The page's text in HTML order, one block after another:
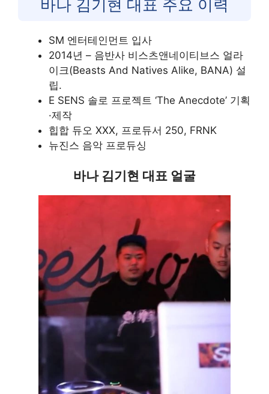
바나 김기현 대표 주요 이력
SM 엔터테인먼트 입사
2014년 – 음반사 비스츠앤네이티브스 얼라
이크(Beasts And Natives Alike, BANA) 설
립.
E SENS 솔로 프로젝트 ‘The Anecdote’ 기획
·제작​
힙합 듀오 XXX, 프로듀서 250, FRNK ​
뉴진스 음악 프로듀싱
바나 김기현 대표 얼굴